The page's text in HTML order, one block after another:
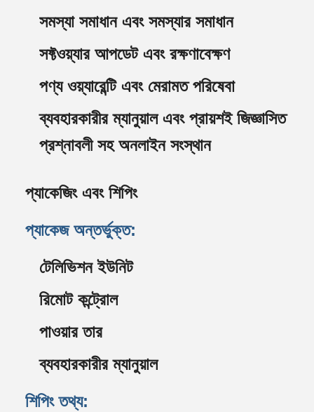
সমস্যা সমাধান এবং সমস্যার সমাধান
সফ্টওয়্যার আপডেট এবং রক্ষণাবেক্ষণ
পণ্য ওয়্যারেন্টি এবং মেরামত পরিষেবা
ব্যবহারকারীর ম্যানুয়াল এবং প্রায়শই জিজ্ঞাসিত
প্রশ্নাবলী সহ অনলাইন সংস্থান
প্যাকেজিং এবং শিপিং
প্যাকেজ অন্তর্ভুক্ত:
টেলিভিশন ইউনিট
রিমোট কন্ট্রোল
পাওয়ার তার
ব্যবহারকারীর ম্যানুয়াল
শিপিং তথ্য: